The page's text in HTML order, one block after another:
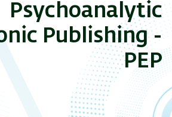
Psychoanalytic
Publishing -
PEP